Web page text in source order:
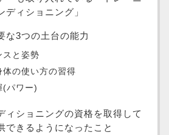
ディショニング」
な3つの土台の能力
と姿勢
の使い方の習得
パワー)
ィショニングの資格を取得して
できるようになったこと